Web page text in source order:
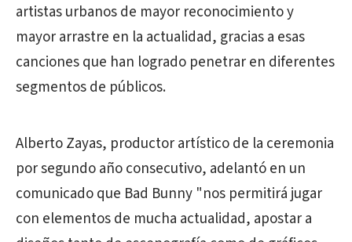
artistas urbanos de mayor reconocimiento y
mayor arrastre en la actualidad, gracias a esas
canciones que han logrado penetrar en diferentes
segmentos de públicos.
Alberto Zayas, productor artístico de la ceremonia
por segundo año consecutivo, adelantó en un
comunicado que Bad Bunny "nos permitirá jugar
con elementos de mucha actualidad, apostar a